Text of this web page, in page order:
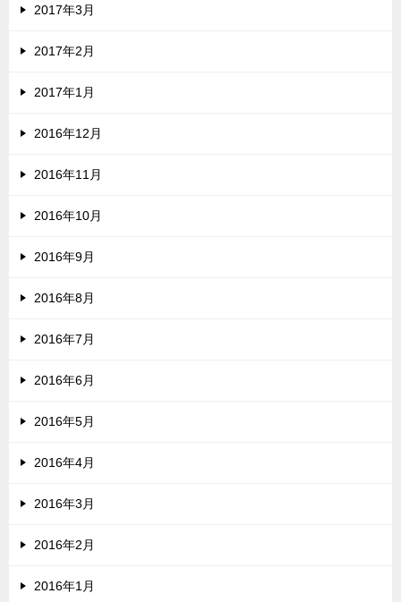
2017年3月
2017年2月
2017年1月
2016年12月
2016年11月
2016年10月
2016年9月
2016年8月
2016年7月
2016年6月
2016年5月
2016年4月
2016年3月
2016年2月
2016年1月